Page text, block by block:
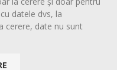
datele dvs, la
cerere, date nu sunt